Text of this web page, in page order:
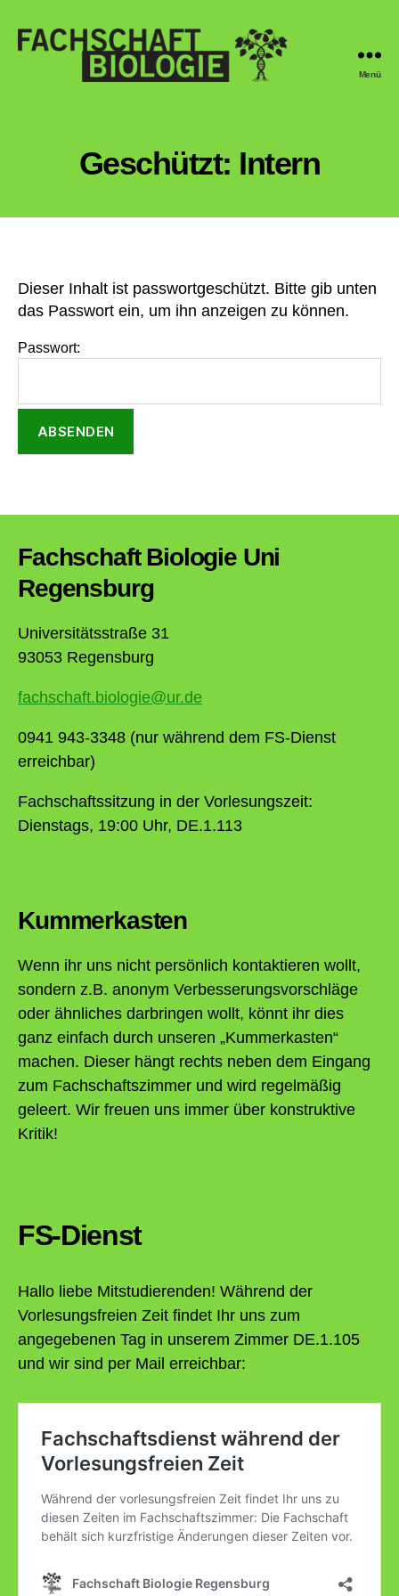
Menü
Geschützt: Intern
Dieser Inhalt ist passwortgeschützt. Bitte gib unten
das Passwort ein, um ihn anzeigen zu können.
Passwort:
Fachschaft Biologie Uni
Regensburg
Universitätsstraße 31
93053 Regensburg
fachschaft.biologie@ur.de
0941 943-3348 (nur während dem FS-Dienst
erreichbar)
Fachschaftssitzung in der Vorlesungszeit:
Dienstags, 19:00 Uhr, DE.1.113
Kummerkasten
Wenn ihr uns nicht persönlich kontaktieren wollt,
sondern z.B. anonym Verbesserungsvorschläge
oder ähnliches darbringen wollt, könnt ihr dies
ganz einfach durch unseren „Kummerkasten“
machen. Dieser hängt rechts neben dem Eingang
zum Fachschaftszimmer und wird regelmäßig
geleert. Wir freuen uns immer über konstruktive
Kritik!
FS-Dienst
Hallo liebe Mitstudierenden! Während der
Vorlesungsfreien Zeit findet Ihr uns zum
angegebenen Tag in unserem Zimmer DE.1.105
und wir sind per Mail erreichbar: